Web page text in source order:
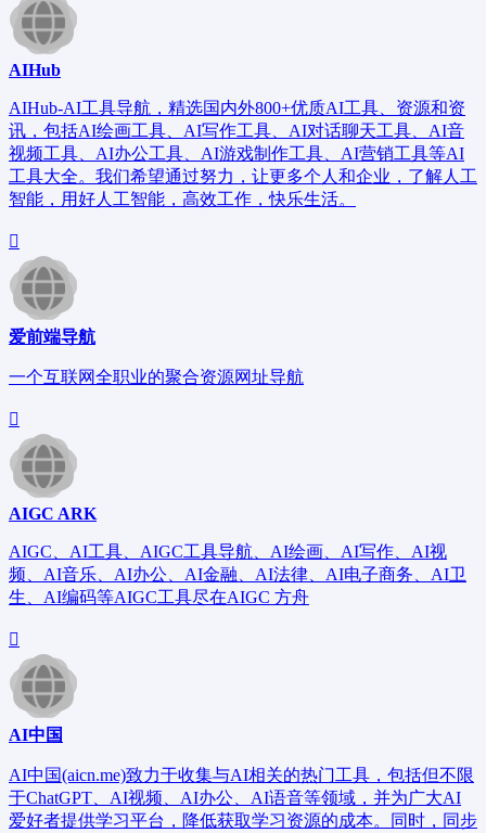
AIHub
AIHub-AI工具导航，精选国内外800+优质AI工具、资源和资
讯，包括AI绘画工具、AI写作工具、AI对话聊天工具、AI音
视频工具、AI办公工具、AI游戏制作工具、AI营销工具等AI
工具大全。我们希望通过努力，让更多个人和企业，了解人工
智能，用好人工智能，高效工作，快乐生活。
爱前端导航
一个互联网全职业的聚合资源网址导航
AIGC ARK
AIGC、AI工具、AIGC工具导航、AI绘画、AI写作、AI视
频、AI音乐、AI办公、AI金融、AI法律、AI电子商务、AI卫
生、AI编码等AIGC工具尽在AIGC 方舟
AI中国
AI中国(aicn.me)致力于收集与AI相关的热门工具，包括但不限
于ChatGPT、AI视频、AI办公、AI语音等领域，并为广大AI
爱好者提供学习平台，降低获取学习资源的成本。同时，同步